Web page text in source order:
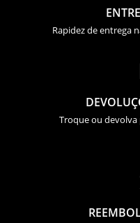
Rapidez de entrega
Troque ou